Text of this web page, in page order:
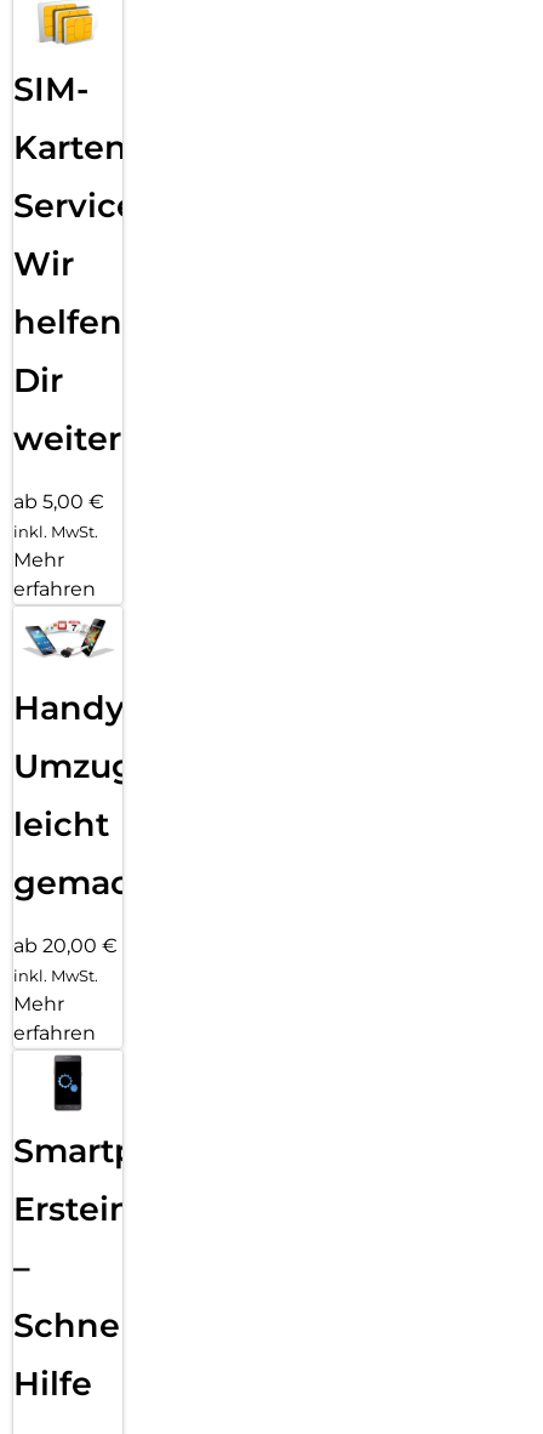
SIM-
Karten
Service:
Wir
helfen
Dir
weiter
ab 5,00 €
inkl. MwSt.
Mehr
erfahren
Handy
Umzug
leicht
gemacht!
ab 20,00 €
inkl. MwSt.
Mehr
erfahren
Smartphone
Ersteinrichtung
–
Schnelle
Hilfe